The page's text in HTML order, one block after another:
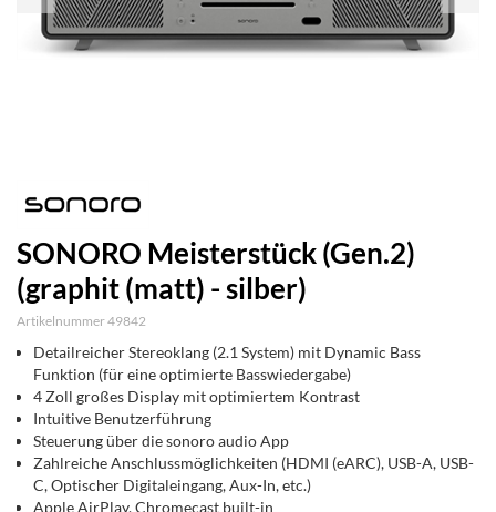
SONORO Meisterstück (Gen.2)
(graphit (matt) - silber)
Artikelnummer 49842
Detailreicher Stereoklang (2.1 System) mit Dynamic Bass
Funktion (für eine optimierte Basswiedergabe)
4 Zoll großes Display mit optimiertem Kontrast
Intuitive Benutzerführung
Steuerung über die sonoro audio App
Zahlreiche Anschlussmöglichkeiten (HDMI (eARC), USB-A, USB-
C, Optischer Digitaleingang, Aux-In, etc.)
Apple AirPlay, Chromecast built-in